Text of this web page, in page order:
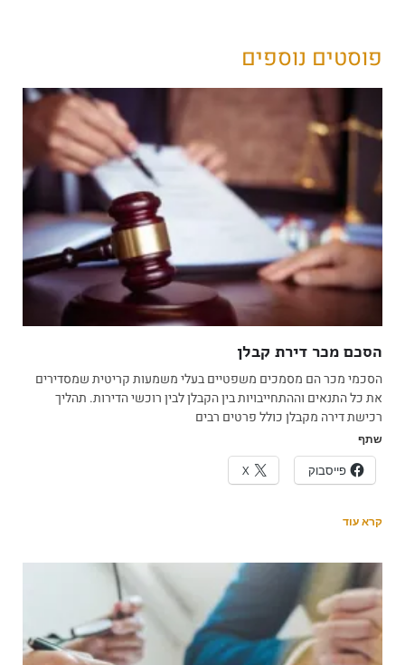
פוסטים נוספים
הסכם מכר דירת קבלן
הסכמי מכר הם מסמכים משפטיים בעלי משמעות קריטית שמסדירים
את כל התנאים וההתחייבויות בין הקבלן לבין רוכשי הדירות. תהליך
רכישת דירה מקבלן כולל פרטים רבים
שתף
פייסבוק X
קרא עוד